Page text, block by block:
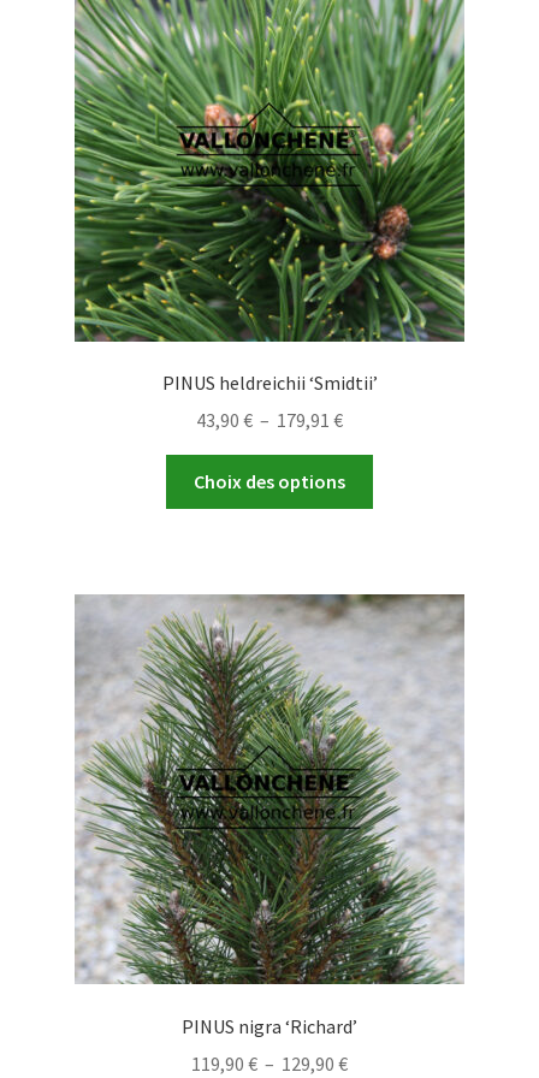
options
peuvent
être
choisies
sur
la
page
du
produit
PINUS heldreichii ‘Smidtii’
43,90 € – 179,91 €Plage
de
prix :
43,90 €
Choix des options
variations.
Les
options
choisies
sur
la
page
du
produit
PINUS nigra ‘Richard’
119,90 € – 129,90 €Plage